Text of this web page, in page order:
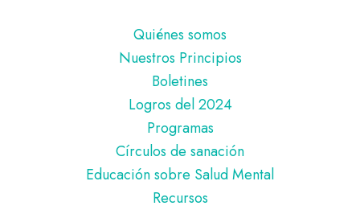
Quiénes somos
Nuestros Principios
Boletines
Logros del 2024
Programas
Círculos de sanación
Educación sobre Salud Mental
Recursos